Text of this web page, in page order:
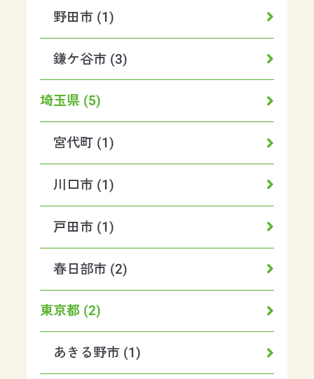
野田市 (1)
鎌ケ谷市 (3)
埼玉県 (5)
宮代町 (1)
川口市 (1)
戸田市 (1)
春日部市 (2)
東京都 (2)
あきる野市 (1)